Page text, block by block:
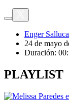
Enger Salluca
24 de mayo
Duración:
PLAYLIST